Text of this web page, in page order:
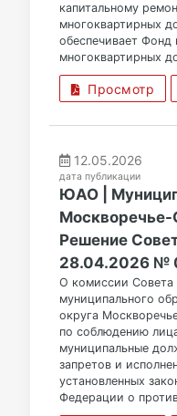
капитальному
многоквартирных
обеспечивает Фонд
многоквартирных
Просмотр
12.05.2026
дата публикации
ЮАО |
Москворечье-
Решение
28.04.2026 №
О комиссии Совета
муниципального
округа
по соблюдению
муниципальные
запретов и
установленных
Федерации о